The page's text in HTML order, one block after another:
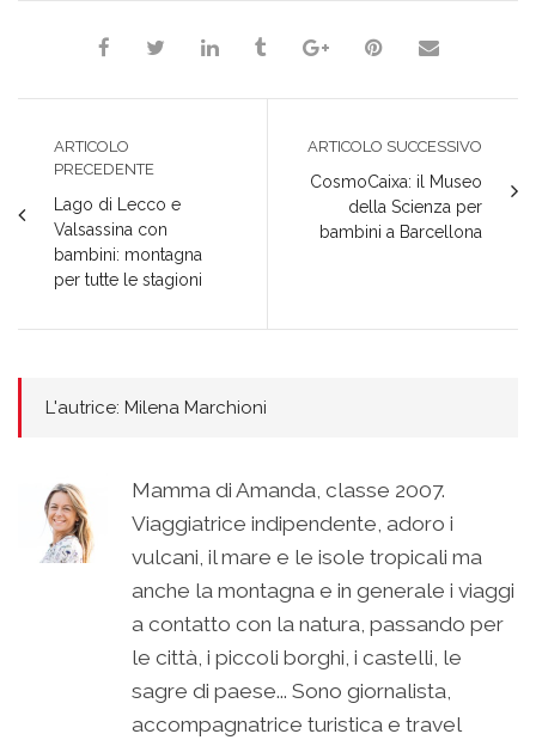
ARTICOLO
PRECEDENTE
Lago di Lecco e
Valsassina con
bambini: montagna
per tutte le stagioni
ARTICOLO SUCCESSIVO
CosmoCaixa: il Museo
della Scienza per
bambini a Barcellona
L'autrice: Milena Marchioni
Mamma di Amanda, classe 2007.
Viaggiatrice indipendente, adoro i
vulcani, il mare e le isole tropicali ma
anche la montagna e in generale i viaggi
a contatto con la natura, passando per
le città, i piccoli borghi, i castelli, le
sagre di paese... Sono giornalista,
accompagnatrice turistica e travel